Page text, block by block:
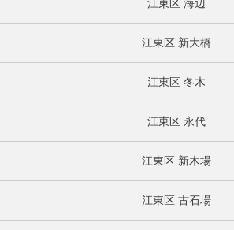
江東区 海辺
江東区 新大橋
江東区 冬木
江東区 永代
江東区 新木場
江東区 古石場